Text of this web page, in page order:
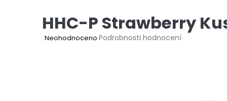
HHC-P Strawberry
Průměrné
Neohodnoceno Podrobnosti hodnocení